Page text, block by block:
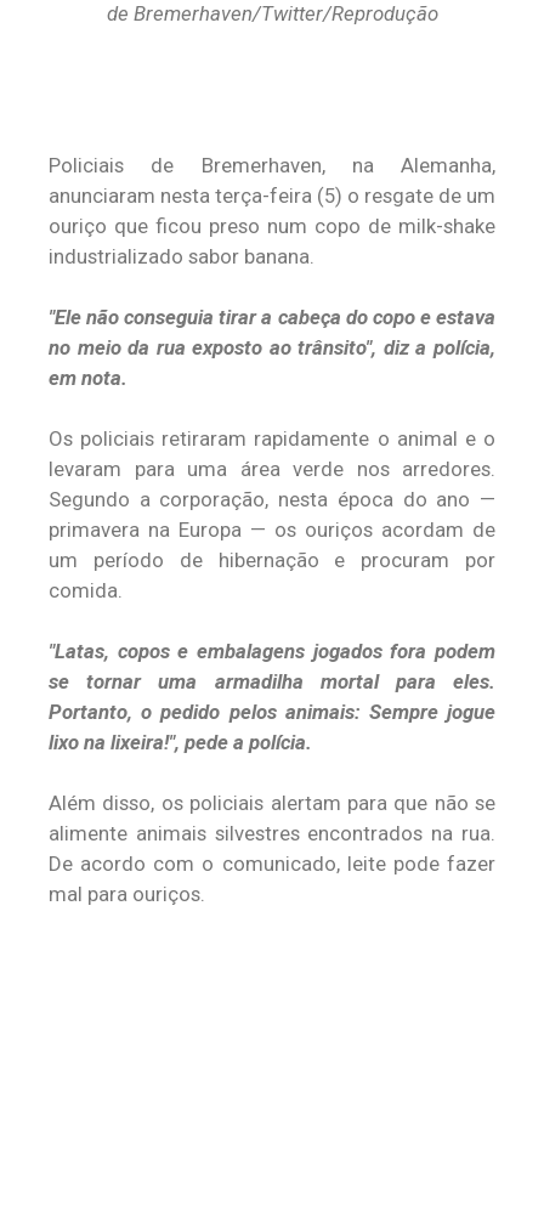
de Bremerhaven/Twitter/Reprodução
Policiais de Bremerhaven, na Alemanha,
anunciaram nesta terça-feira (5) o resgate de um
ouriço que ficou preso num copo de milk-shake
industrializado sabor banana.
"Ele não conseguia tirar a cabeça do copo e estava
no meio da rua exposto ao trânsito", diz a polícia,
em nota.
Os policiais retiraram rapidamente o animal e o
levaram para uma área verde nos arredores.
Segundo a corporação, nesta época do ano —
primavera na Europa — os ouriços acordam de
um período de hibernação e procuram por
comida.
"Latas, copos e embalagens jogados fora podem
se tornar uma armadilha mortal para eles.
Portanto, o pedido pelos animais: Sempre jogue
lixo na lixeira!", pede a polícia.
Além disso, os policiais alertam para que não se
alimente animais silvestres encontrados na rua.
De acordo com o comunicado, leite pode fazer
mal para ouriços.